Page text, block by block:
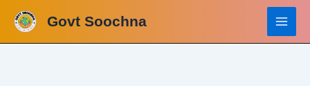
content
Govt Soochna